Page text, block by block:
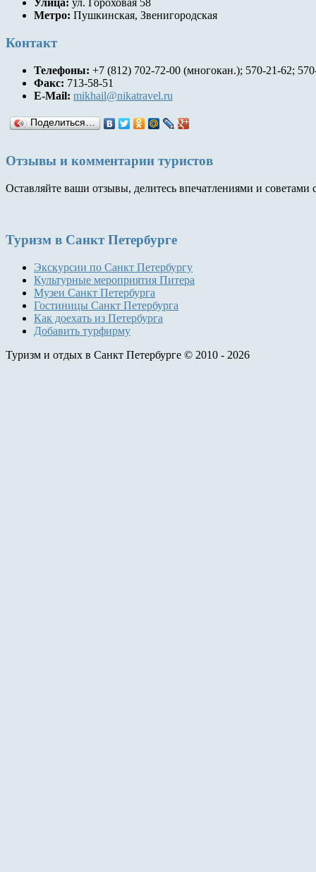
Улица: ул. Гороховая 58
Метро: Пушкинская, Звенигородская
Контакт
Телефоны: +7 (812) 702-72-00 (многокан.); 570-21-62;
Факс: 713-58-51
E-Mail: mikhail@nikatravel.ru
Поделиться…
Отзывы и комментарии туристов
Оставляйте ваши отзывы, делитесь впечатлениями и советами
Туризм в Санкт Петербурге
Экскурсии по Санкт Петербургу
Культурные мероприятия Питера
Музеи Санкт Петербурга
Гостиницы Санкт Петербурга
Как доехать из Петербурга
Добавить турфирму
Туризм и отдых в Санкт Петербурге © 2010 - 2026